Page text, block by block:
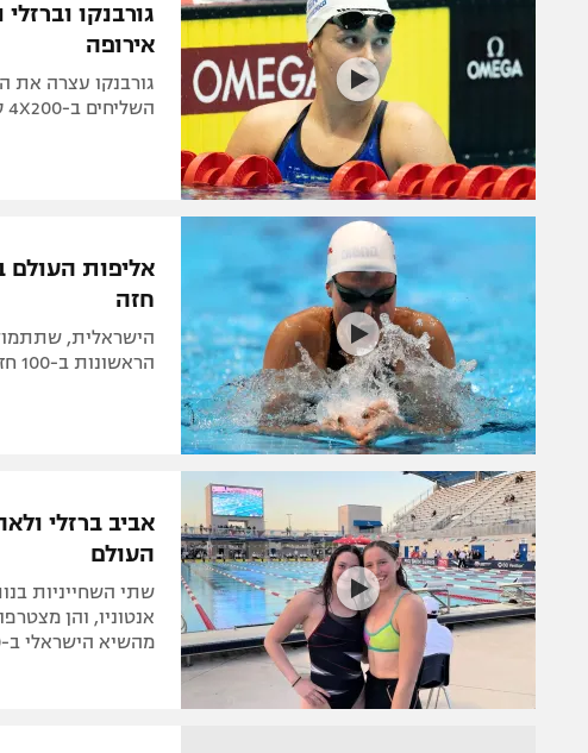
אירופה
השליחים ב-4X200 סיימו במקום החמישי במקצה הגמר
חזה
הראשונות ב-100 חזה. גם לוקטב, ברזלי ולייטרובסקי לא העפילו לחצי הגמר
אביב ברזלי
העולם
אנטוניו, והן
מהשיא הישראלי ב-200 מטר גב ששייך לה